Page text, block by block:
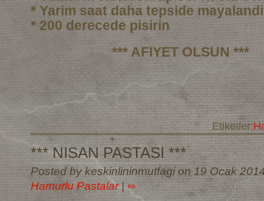
* Yarim saat daha tepside
* 200 derecede pisirin
*** AFIYET OLSUN ***
Etiketler:
*** NISAN PASTASI ***
Posted by keskinlininmutfagi on 19 Ocak
Hamurlu Pastalar |∞